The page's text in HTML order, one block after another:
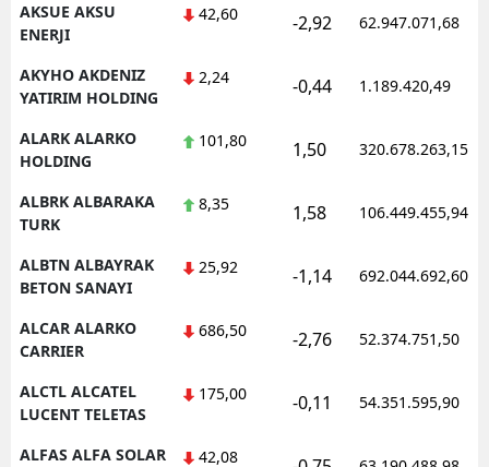
AKSUE AKSU
ENERJI
42,60 -2,92 62.947.071,68
AKYHO AKDENIZ
YATIRIM HOLDING
2,24 -0,44 1.189.420,49
ALARK ALARKO
HOLDING
101,80 1,50 320.678.263,15
ALBRK ALBARAKA
TURK
8,35 1,58 106.449.455,94
ALBTN ALBAYRAK
BETON SANAYI
25,92 -1,14 692.044.692,60
ALCAR ALARKO
CARRIER
686,50 -2,76 52.374.751,50
ALCTL ALCATEL
LUCENT TELETAS
175,00 -0,11 54.351.595,90
ALFAS ALFA SOLAR
42,08